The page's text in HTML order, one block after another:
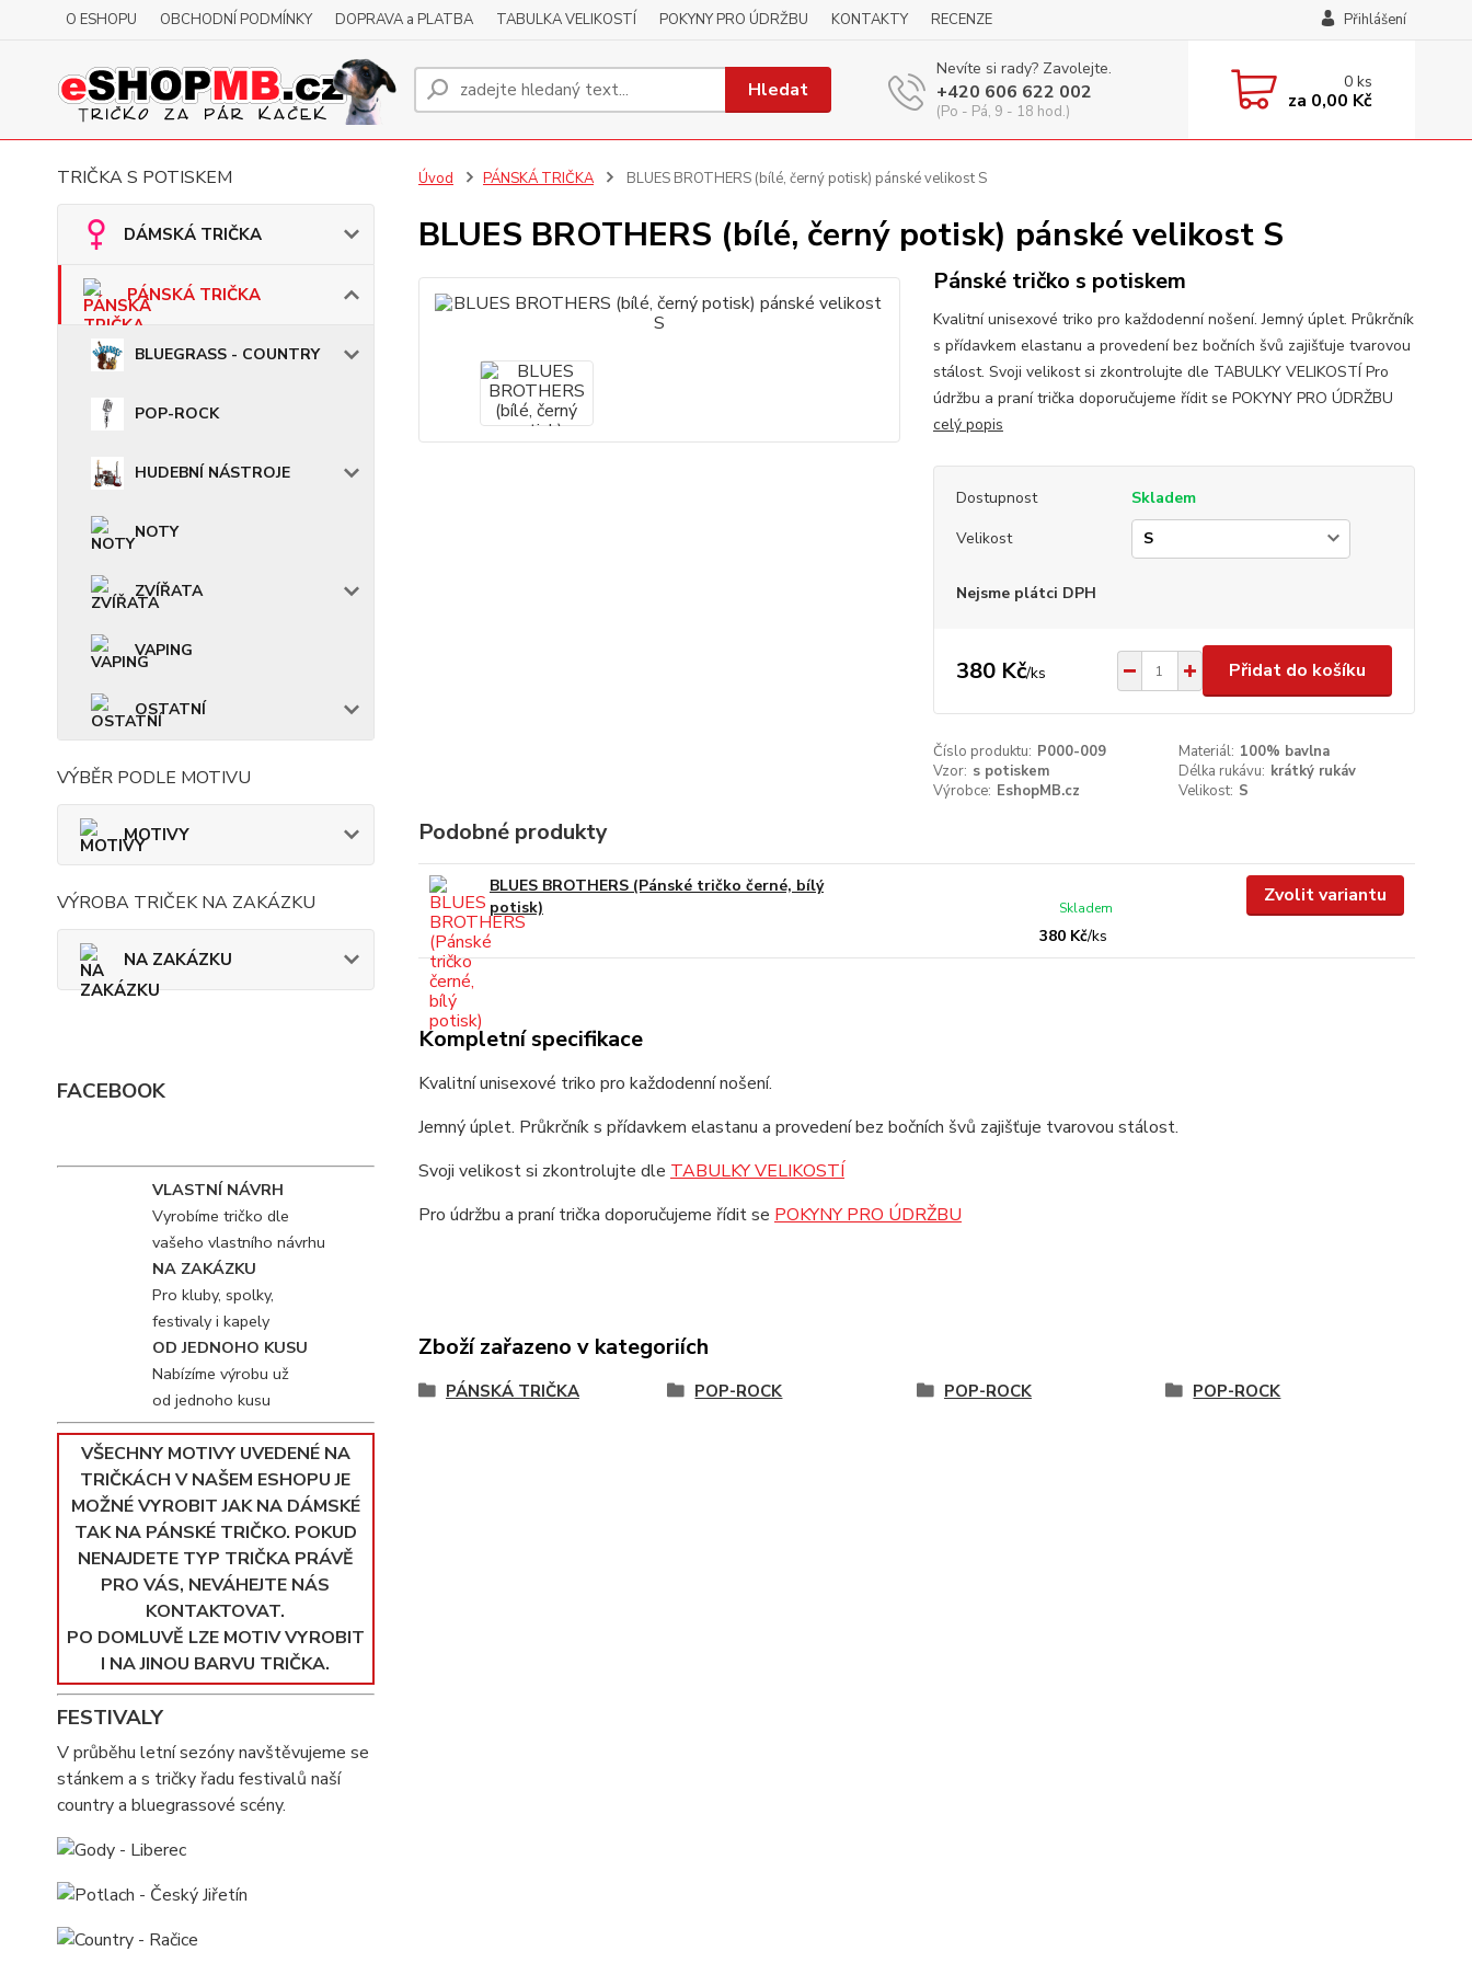
O ESHOPU OBCHODNÍ PODMÍNKY DOPRAVA a PLATBA TABULKA VELIKOSTÍ POKYNY PRO ÚDRŽBU KONTAKTY RECENZE Přihlášení
Hledat
Nevíte si rady? Zavolejte.
+420 606 622 002
(Po - Pá, 9 - 18 hod.)
0ks
za 0,00 Kč
TRIČKA S POTISKEM
DÁMSKÁ TRIČKA
PÁNSKÁ TRIČKA
BLUEGRASS - COUNTRY
POP-ROCK
HUDEBNÍ NÁSTROJE
NOTY
ZVÍŘATA
VAPING
OSTATNÍ
VÝBĚR PODLE MOTIVU
MOTIVY
VÝROBA TRIČEK NA ZAKÁZKU
NA ZAKÁZKU
FACEBOOK
VLASTNÍ NÁVRH
Vyrobíme tričko dle
vašeho vlastního návrhu
NA ZAKÁZKU
Pro kluby, spolky,
festivaly i kapely
OD JEDNOHO KUSU
Nabízíme výrobu už
od jednoho kusu
VŠECHNY MOTIVY UVEDENÉ NA
TRIČKÁCH V NAŠEM ESHOPU JE
MOŽNÉ VYROBIT JAK NA DÁMSKÉ
TAK NA PÁNSKÉ TRIČKO. POKUD
NENAJDETE TYP TRIČKA PRÁVĚ
PRO VÁS, NEVÁHEJTE NÁS
KONTAKTOVAT.
PO DOMLUVĚ LZE MOTIV VYROBIT
I NA JINOU BARVU TRIČKA.
FESTIVALY
V průběhu letní sezóny navštěvujeme se
stánkem a s tričky řadu festivalů naší
country a bluegrassové scény.
Úvod PÁNSKÁ TRIČKA BLUES BROTHERS (bílé, černý potisk) pánské velikost S
BLUES BROTHERS (bílé, černý potisk) pánské velikost S
Pánské tričko s potiskem
Kvalitní unisexové triko pro každodenní nošení. Jemný úplet. Průkrčník
s přídavkem elastanu a provedení bez bočních švů zajišťuje tvarovou
stálost. Svoji velikost si zkontrolujte dle TABULKY VELIKOSTÍ Pro
údržbu a praní trička doporučujeme řídit se POKYNY PRO ÚDRŽBU
celý popis
Dostupnost
Skladem
Velikost
Nejsme plátci DPH
380 Kč/ks Přidat do košíku
Číslo produktu: P000-009 Materiál: 100% bavlna
Vzor: s potiskem Délka rukávu: krátký rukáv
Výrobce: EshopMB.cz Velikost: S
Podobné produkty
BLUES BROTHERS (Pánské tričko černé, bílý
potisk)
380 Kč/ks
Skladem
Zvolit variantu
Kompletní specifikace
Kvalitní unisexové triko pro každodenní nošení.
Jemný úplet. Průkrčník s přídavkem elastanu a provedení bez bočních švů zajišťuje tvarovou stálost.
Svoji velikost si zkontrolujte dle TABULKY VELIKOSTÍ
Pro údržbu a praní trička doporučujeme řídit se POKYNY PRO ÚDRŽBU
Zboží zařazeno v kategoriích
PÁNSKÁ TRIČKA POP-ROCK POP-ROCK POP-ROCK